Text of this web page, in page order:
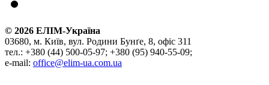
© 2026 ЕЛІМ-Україна
03680, м. Київ, вул. Родини Бунґе, 8, офіс 311
тел.: +380 (44) 500-05-97; +380 (95) 940-55-09;
e-mail: office@elim-ua.com.ua